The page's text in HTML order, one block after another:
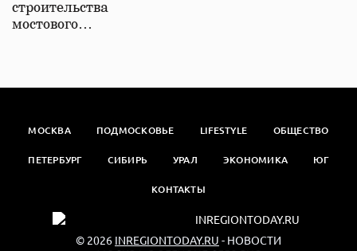
строительства
мостового…
МОСКВА ПОДМОСКОВЬЕ LIFESTYLE ОБЩЕСТВО
ПЕТЕРБУРГ СИБИРЬ УРАЛ ЭКОНОМИКА ЮГ
КОНТАКТЫ
© 2026 INREGIONTODAY.RU - НОВОСТИ